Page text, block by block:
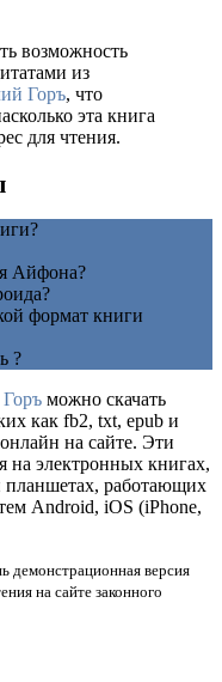
возможность
из
Горъ, что
эта книга
для чтения.
Айфона?
формат книги
?
можно скачать
как fb2, txt, epub и
на сайте. Эти
на электронных книгах,
планшетах, работающих
Android, iOS (iPhone,
демонстрационная версия
на сайте законного